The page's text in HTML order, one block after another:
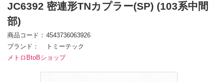
JC6392 密連形TNカプラー(SP) (103系中間
部)
商品コード
4543736063926
ブランド
トミーテック
メトロBtoBショップ